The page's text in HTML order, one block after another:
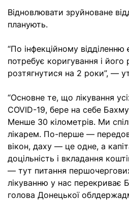
Відновлювати зруйноване
планують.
“По інфекційному відділенню
потребує коригування і його
розтягнутися на 2 роки”, —
“Основне те, що лікування
СOVID-19, бере на себе
Менше 30 кілометрів. Ми
лікарем. По-перше —
вікон, даху — це одне, а
доцільність і вкладання
— тут питання
лікуванню у нас перекриває
голова Донецької